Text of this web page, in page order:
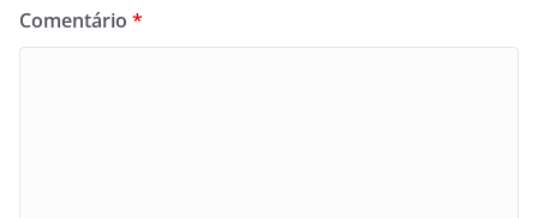
Comentário *